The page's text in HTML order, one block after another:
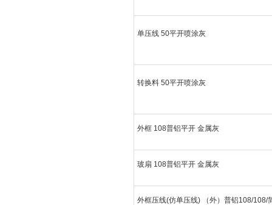
单压线 50平开喷涂灰
转换料 50平开喷涂灰
外框 108普铝平开 金属灰
玻扇 108普铝平开 金属灰
外框压线(仿单压线) （外）普铝108/108/